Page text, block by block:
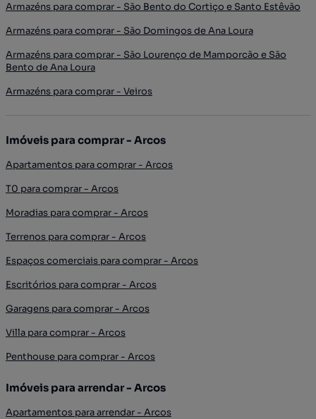
Armazéns para comprar - São Bento do Cortiço e Santo Estêvão
Armazéns para comprar - São Domingos de Ana Loura
Armazéns para comprar - São Lourenço de Mamporcão e São
Bento de Ana Loura
Armazéns para comprar - Veiros
Imóveis para comprar - Arcos
Apartamentos para comprar - Arcos
T0 para comprar - Arcos
Moradias para comprar - Arcos
Terrenos para comprar - Arcos
Espaços comerciais para comprar - Arcos
Escritórios para comprar - Arcos
Garagens para comprar - Arcos
Villa para comprar - Arcos
Penthouse para comprar - Arcos
Imóveis para arrendar - Arcos
Apartamentos para arrendar - Arcos